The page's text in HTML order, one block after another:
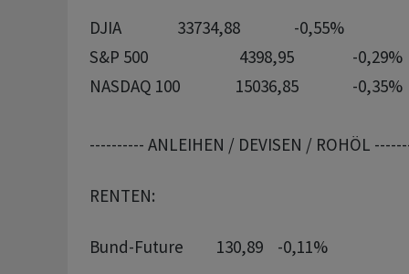
DJIA             	33734,88		-0,55%
S&P 500        		 4398,95		-0,29%
NASDAQ 100  		15036,85		-0,35%
---------- ANLEIHEN / DEVISEN / ROHÖL
RENTEN:
Bund-Future         130,89    -0,11%